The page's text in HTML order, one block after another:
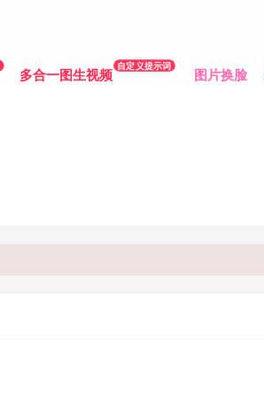
多合一图生视频 自定义提示词 图片换脸